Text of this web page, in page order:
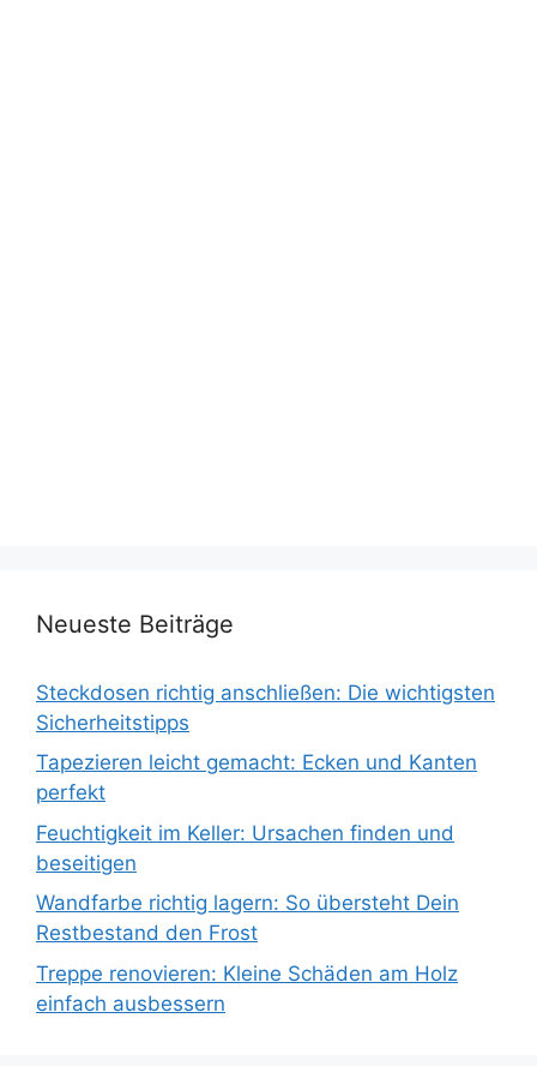
Neueste Beiträge
Steckdosen richtig anschließen: Die wichtigsten
Sicherheitstipps
Tapezieren leicht gemacht: Ecken und Kanten
perfekt
Feuchtigkeit im Keller: Ursachen finden und
beseitigen
Wandfarbe richtig lagern: So übersteht Dein
Restbestand den Frost
Treppe renovieren: Kleine Schäden am Holz
einfach ausbessern